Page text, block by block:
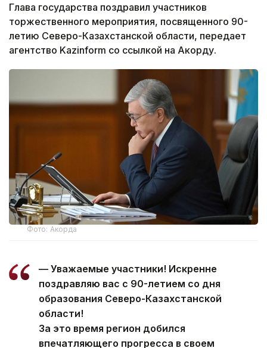
Глава государства поздравил участников
торжественного мероприятия, посвященного 90-
летию Северо-Казахстанской области, передает
агентство Kazinform со ссылкой на Акорду.
Фото: Акорда
— Уважаемые участники! Искренне
поздравляю вас с 90-летием со дня
образования Северо-Казахстанской
области!
За это время регион добился
впечатляющего прогресса в своем